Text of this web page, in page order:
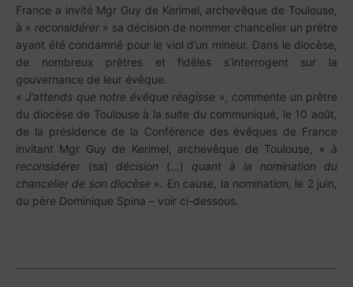
France a invité Mgr Guy de Kerimel, archevêque de Toulouse,
à « reconsidérer » sa décision de nommer chancelier un prêtre
ayant été condamné pour le viol d’un mineur. Dans le diocèse,
de nombreux prêtres et fidèles s’interrogent sur la
gouvernance de leur évêque.
« J’attends que notre évêque réagisse »
commente un prêtre
du diocèse de Toulouse à la suite du communiqué, le 10 août,
de la présidence de la Conférence des évêques de France
invitant Mgr Guy de Kerimel, archevêque de Toulouse, « à
reconsidérer (sa) décision (…) quant à la nomination du
chancelier de son diocèse ». En cause, la nomination, le 2 juin,
du père Dominique Spina – voir ci-dessous.